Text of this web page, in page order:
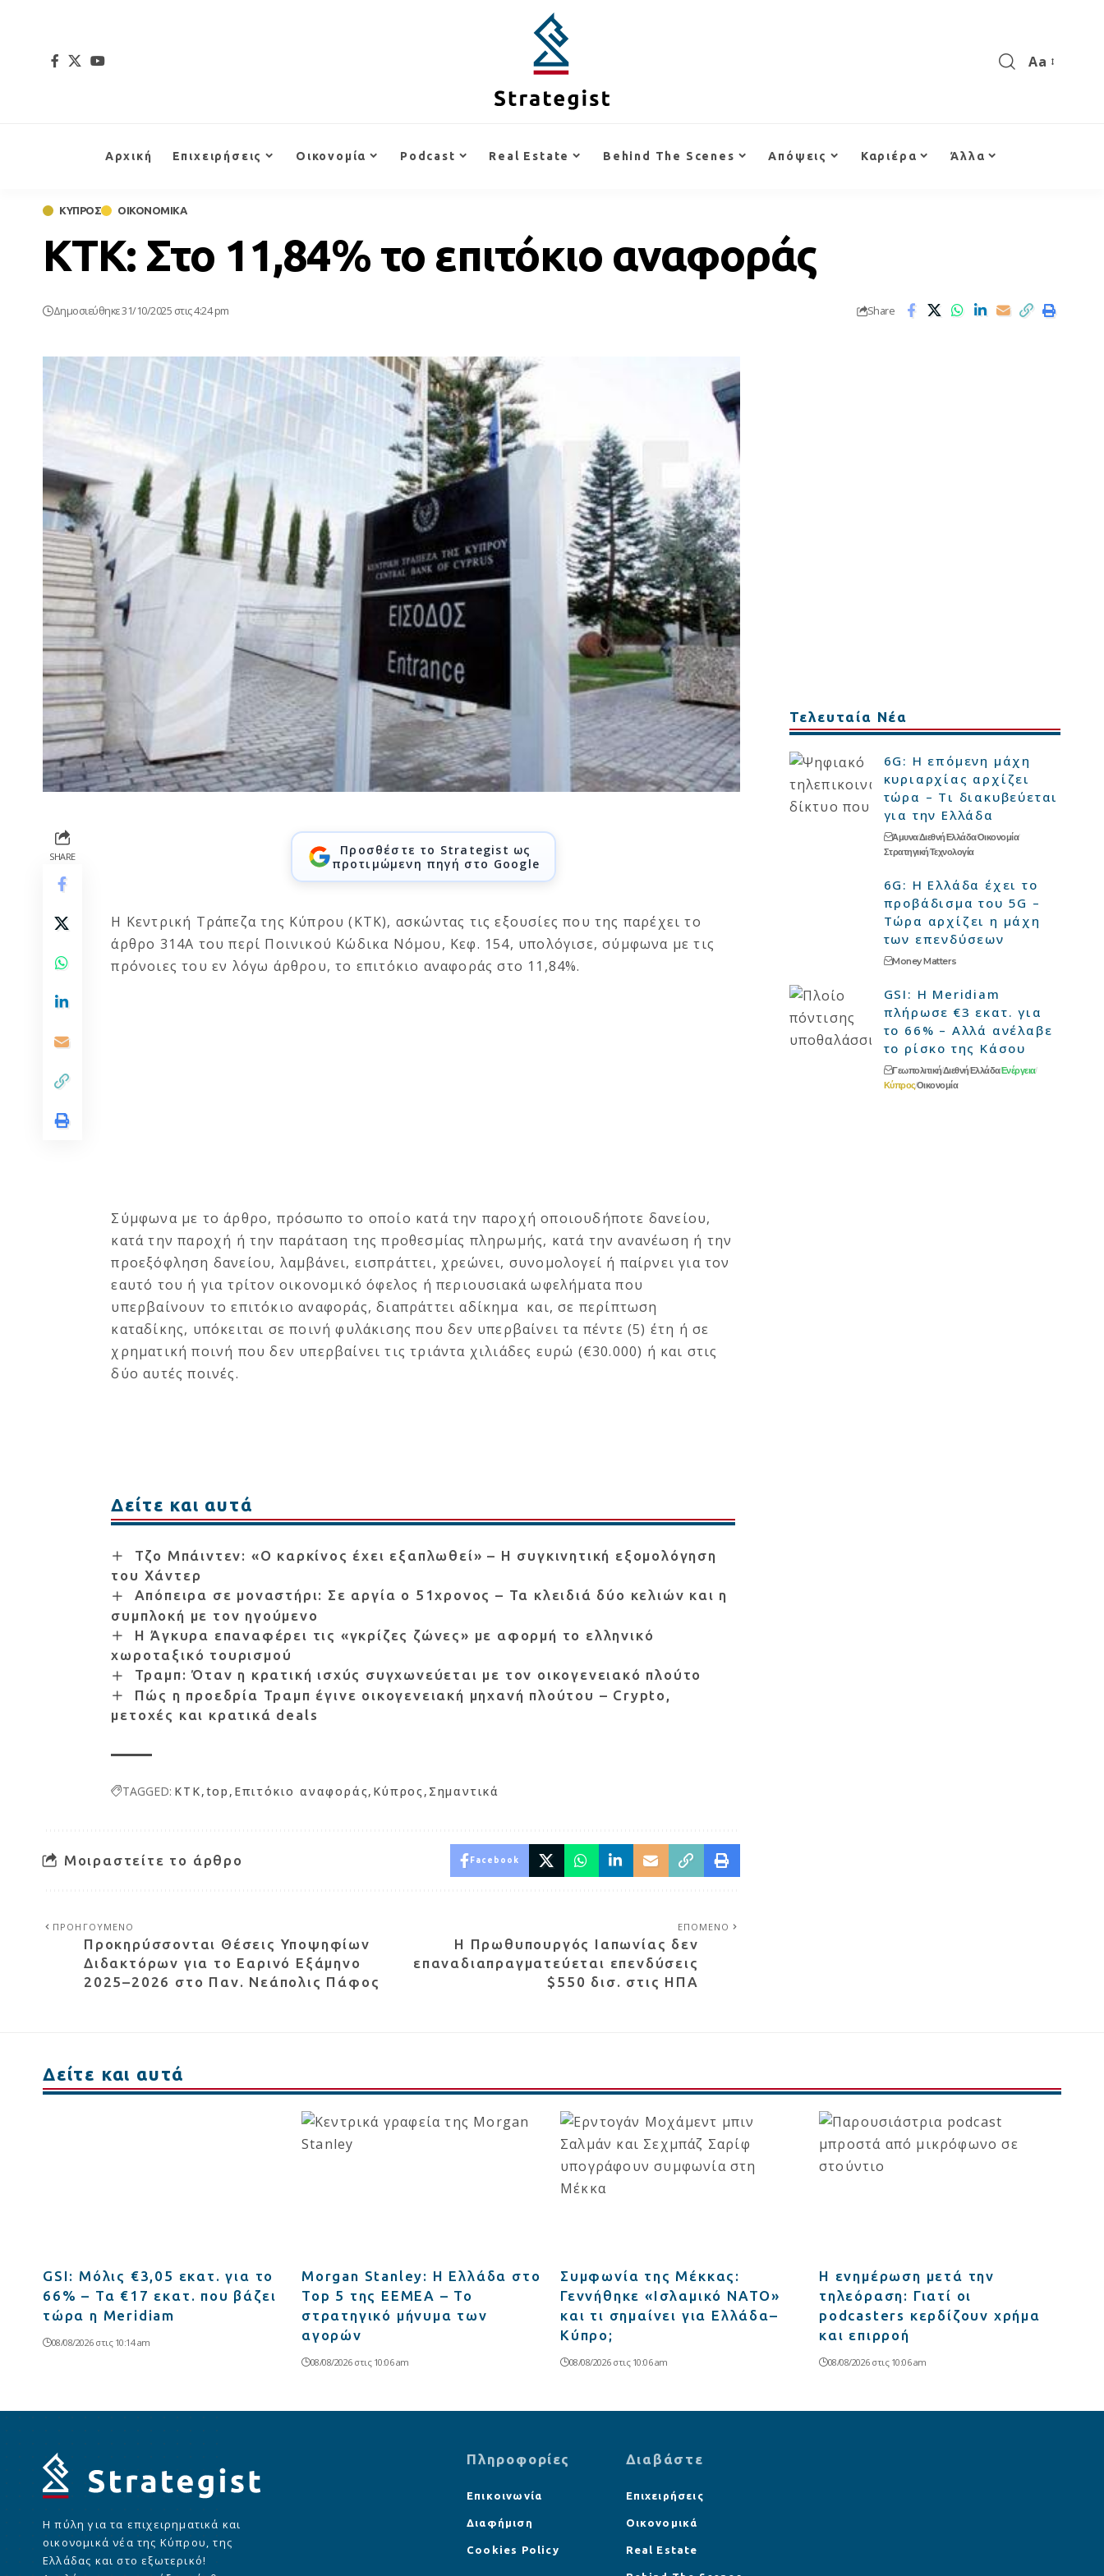
Aa
Αρχική Επιχειρήσεις Οικονομία Podcast Real Estate Behind The Scenes Απόψεις Καριέρα Άλλα
ΚΥΠΡΟΣ ΟΙΚΟΝΟΜΙΚΑ
ΚΤΚ: Στο 11,84% το επιτόκιο αναφοράς
Δημοσιεύθηκε 31/10/2025 στις 4:24 pm Share
SHARE
Προσθέστε το Strategist ως
προτιμώμενη πηγή στο Google
Η Κεντρική Τράπεζα της Κύπρου (ΚΤΚ), ασκώντας τις εξουσίες που της παρέχει το
άρθρο 314Α του περί Ποινικού Κώδικα Νόμου, Κεφ. 154, υπολόγισε, σύμφωνα με τις
πρόνοιες του εν λόγω άρθρου, το επιτόκιο αναφοράς στο 11,84%.
Σύμφωνα με το άρθρο, πρόσωπο το οποίο κατά την παροχή οποιουδήποτε δανείου,
κατά την παροχή ή την παράταση της προθεσμίας πληρωμής, κατά την ανανέωση ή την
προεξόφληση δανείου, λαμβάνει, εισπράττει, χρεώνει, συνομολογεί ή παίρνει για τον
εαυτό του ή για τρίτον οικονομικό όφελος ή περιουσιακά ωφελήματα που
υπερβαίνουν το επιτόκιο αναφοράς, διαπράττει αδίκημα και, σε περίπτωση
καταδίκης, υπόκειται σε ποινή φυλάκισης που δεν υπερβαίνει τα πέντε (5) έτη ή σε
χρηματική ποινή που δεν υπερβαίνει τις τριάντα χιλιάδες ευρώ (€30.000) ή και στις
δύο αυτές ποινές.
Δείτε και αυτά
Τζο Μπάιντεν: «Ο καρκίνος έχει εξαπλωθεί» – Η συγκινητική εξομολόγηση
του Χάντερ
Απόπειρα σε μοναστήρι: Σε αργία ο 51χρονος – Τα κλειδιά δύο κελιών και η
συμπλοκή με τον ηγούμενο
Η Άγκυρα επαναφέρει τις «γκρίζες ζώνες» με αφορμή το ελληνικό
χωροταξικό τουρισμού
Τραμπ: Όταν η κρατική ισχύς συγχωνεύεται με τον οικογενειακό πλούτο
Πώς η προεδρία Τραμπ έγινε οικογενειακή μηχανή πλούτου – Crypto,
μετοχές και κρατικά deals
TAGGED: KTK top Επιτόκιο αναφοράς Κύπρος Σημαντικά
Μοιραστείτε το άρθρο Facebook
ΠΡΟΗΓΟΥΜΕΝΟ
Προκηρύσσονται Θέσεις Υποψηφίων
Διδακτόρων για το Εαρινό Εξάμηνο
2025–2026 στο Παν. Νεάπολις Πάφος
ΕΠΟΜΕΝΟ
Η Πρωθυπουργός Ιαπωνίας δεν
επαναδιαπραγματεύεται επενδύσεις
$550 δισ. στις ΗΠΑ
Τελευταία Νέα
6G: Η επόμενη μάχη
κυριαρχίας αρχίζει
τώρα – Τι διακυβεύεται
για την Ελλάδα
ΆμυναΔιεθνήΕλλάδαΟικονομία
ΣτρατηγικήΤεχνολογία
6G: Η Ελλάδα έχει το
προβάδισμα του 5G –
Τώρα αρχίζει η μάχη
των επενδύσεων
Money Matters
GSI: Η Meridiam
πλήρωσε €3 εκατ. για
το 66% – Αλλά ανέλαβε
το ρίσκο της Κάσου
ΓεωπολιτικήΔιεθνήΕλλάδαΕνέργεια
ΚύπροςΟικονομία
Δείτε και αυτά
GSI: Μόλις €3,05 εκατ. για το
66% – Τα €17 εκατ. που βάζει
τώρα η Meridiam
08/08/2026 στις 10:14 am
Morgan Stanley: Η Ελλάδα στο
Top 5 της EEMEA – Το
στρατηγικό μήνυμα των
αγορών
08/08/2026 στις 10:06 am
Συμφωνία της Μέκκας:
Γεννήθηκε «Ισλαμικό ΝΑΤΟ»
και τι σημαίνει για Ελλάδα–
Κύπρο;
08/08/2026 στις 10:06 am
Η ενημέρωση μετά την
τηλεόραση: Γιατί οι
podcasters κερδίζουν χρήμα
και επιρροή
08/08/2026 στις 10:06 am
Η πύλη για τα επιχειρηματικά και
οικονομικά νέα της Κύπρου, της
Ελλάδας και στο εξωτερικό!
Πληροφορίες
Επικοινωνία
Διαφήμιση
Cookies Policy
Διαβάστε
Επιχειρήσεις
Οικονομικά
Real Estate